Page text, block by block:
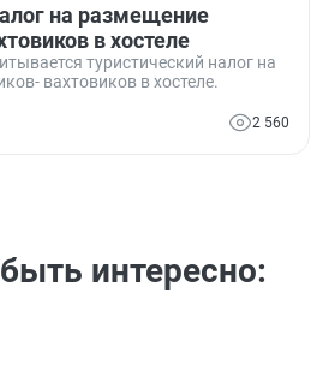
на размещение
в хостеле
туристический налог на
вахтовиков в хостеле.
2 560
интересно: